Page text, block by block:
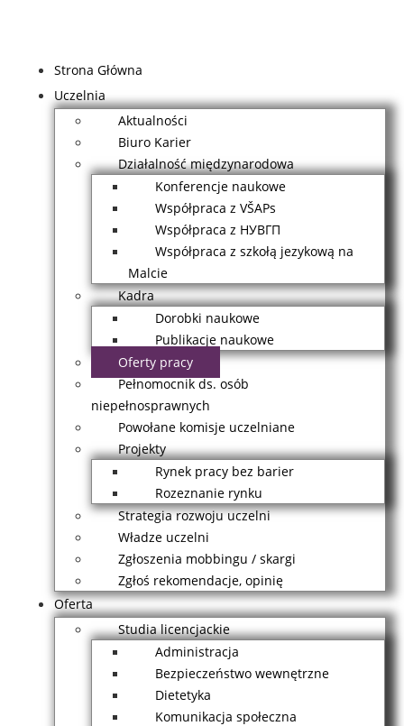
Strona Główna
Uczelnia
Aktualności
Biuro Karier
Działalność międzynarodowa
Konferencje naukowe
Współpraca z VŠAPs
Współpraca z НУВГП
Współpraca z szkołą jezykową na
Malcie
Kadra
Dorobki naukowe
Publikacje naukowe
Oferty pracy
Pełnomocnik ds. osób
niepełnosprawnych
Powołane komisje uczelniane
Projekty
Rynek pracy bez barier
Rozeznanie rynku
Strategia rozwoju uczelni
Władze uczelni
Zgłoszenia mobbingu / skargi
Zgłoś rekomendacje, opinię
Oferta
Studia licencjackie
Administracja
Bezpieczeństwo wewnętrzne
Dietetyka
Komunikacja społeczna